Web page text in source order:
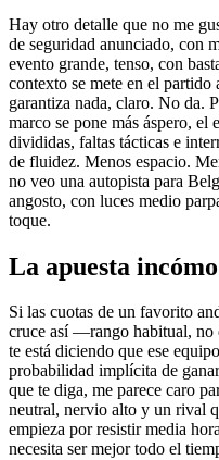
Hay otro detalle que no me
de seguridad anunciado, con
evento grande, tenso, con
contexto se mete en el
garantiza nada, claro. No da.
marco se pone más áspero, el
divididas, faltas tácticas e
de fluidez. Menos espacio.
no veo una autopista para
angosto, con luces medio
toque.
La apuesta
Si las cuotas de un favorito
cruce así —rango habitual, no
te está diciendo que ese
probabilidad implícita de
que te diga, me parece caro
neutral, nervio alto y un rival
empieza por resistir media
necesita ser mejor todo el